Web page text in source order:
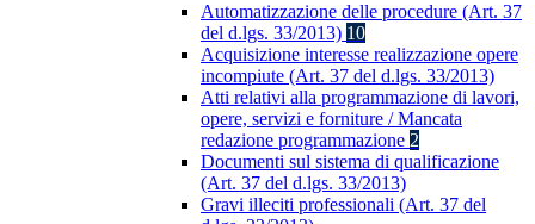
Automatizzazione delle procedure (Art. 37
del d.lgs. 33/2013) 10
Acquisizione interesse realizzazione opere
incompiute (Art. 37 del d.lgs. 33/2013)
Atti relativi alla programmazione di lavori,
opere, servizi e forniture / Mancata
redazione programmazione 2
Documenti sul sistema di qualificazione
(Art. 37 del d.lgs. 33/2013)
Gravi illeciti professionali (Art. 37 del